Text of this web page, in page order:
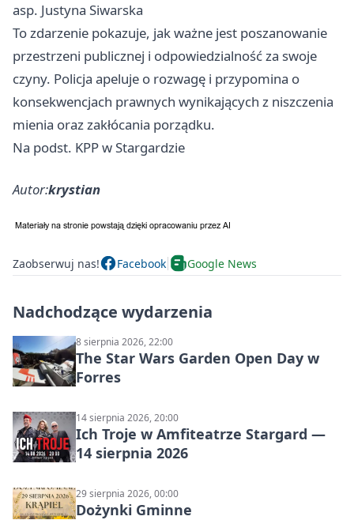
asp. Justyna Siwarska
To zdarzenie pokazuje, jak ważne jest poszanowanie
przestrzeni publicznej i odpowiedzialność za swoje
czyny. Policja apeluje o rozwagę i przypomina o
konsekwencjach prawnych wynikających z niszczenia
mienia oraz zakłócania porządku.
Na podst. KPP w Stargardzie
Autor:krystian
Zaobserwuj nas! Facebook Google News
Nadchodzące wydarzenia
8 sierpnia 2026, 22:00
The Star Wars Garden Open Day w
Forres
14 sierpnia 2026, 20:00
Ich Troje w Amfiteatrze Stargard —
14 sierpnia 2026
29 sierpnia 2026, 00:00
Dożynki Gminne